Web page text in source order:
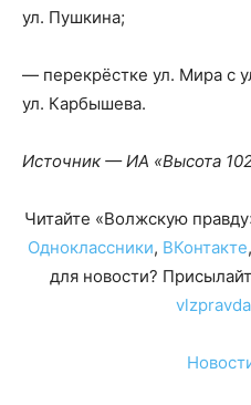
ул. Пушкина;
— перекрёстке ул. Мира с
ул. Карбышева.
Источник — ИА «Высота
Читайте «Волжскую
Одноклассники, ВКонтакте,
для новости?